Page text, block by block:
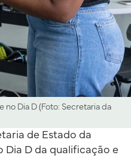
Dia D (Foto: Secretaria da
de Estado da
Dia D da qualificação e